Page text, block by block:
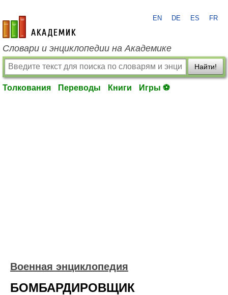
academic.ru
EN DE ES FR
Словари и энциклопедии на Академике
Найти!
Толкования Переводы Книги Игры ⚽
Военная энциклопедия
БОМБАРДИРОВЩИК